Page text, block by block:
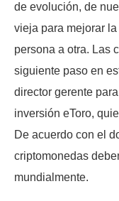
de evolución, de
vieja para mejorar
persona a otra. Las
siguiente paso en
director gerente
inversión eToro,
De acuerdo con el
criptomonedas
mundialmente.